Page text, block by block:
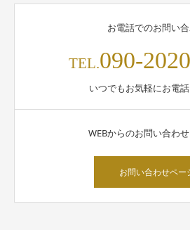
お電話でのお問い
TEL.090-
いつでもお気軽にお電
WEBからのお問い合わ
お問い合わせペー